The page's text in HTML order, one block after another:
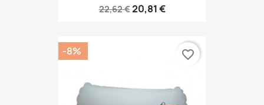
22,62 €20,81 €
-8% favorite_border